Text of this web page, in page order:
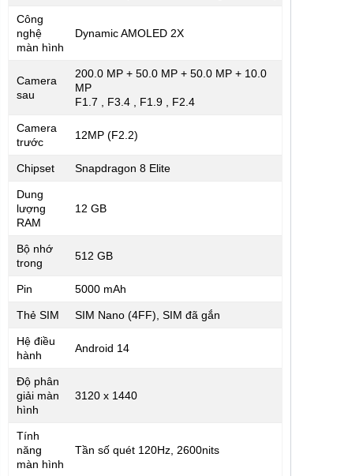
Công
nghệ
màn hình
Dynamic AMOLED 2X
Camera
sau
200.0 MP + 50.0 MP + 50.0 MP + 10.0
MP
F1.7 , F3.4 , F1.9 , F2.4
Camera
trước
12MP (F2.2)
Chipset Snapdragon 8 Elite
Dung
lượng
RAM
12 GB
Bộ nhớ
trong
512 GB
Pin 5000 mAh
Thẻ SIM SIM Nano (4FF), SIM đã gắn
Hệ điều
hành
Android 14
Độ phân
giải màn
hình
3120 x 1440
Tính
năng
màn hình
Tần số quét 120Hz, 2600nits